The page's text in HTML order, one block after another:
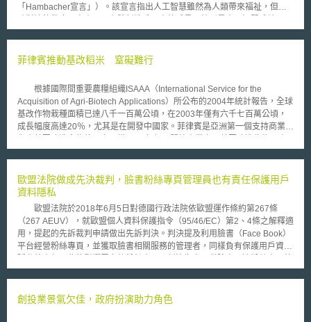
「Hambacher宣言」）。該宣言指出人工智慧雖然為人類帶來福祉，但同
透過自主學習不斷蒐集、處理與利用大量個人資料，並且透過自動化的演算
者履歷，其篩選結果給予女性較不利的評價時，則暴露出人工智慧處理大量
務，國家有義務使人工智慧的發展與應用，符合民主法治國之制度框架。
Hambacher宣言認為透過人工智慧系統運用個人資料時，應符合歐盟一般
資料保護規則（The General Data Protection Regulation，以下簡稱
GDPR）第5條個人資料蒐集、處理與利用之原則，並基於該原則針對人工
符合目的限制原則：透過人工智慧系統蒐集、處理與利用個人資料時，即使
後續擴張利用亦應與原始目的具有一致性。 （3）人工智慧運用處理須透
明、易於理解及具有可解釋性：人工智慧在蒐集、處理與利用個人資料時，
其過程應保持透明且決策結果易於理解及可解釋，以利於追溯及識別決策流
程與結果。 （4）人工智慧應避免產生歧視結果：人工智慧應避免蒐集資料
不足或錯誤資料等原因，而產生具有歧視性之決策結果，控管者或處理者使
用人工智慧前，應評估對人的權利或自由之風險並控管之。 （5）應遵循資
料最少蒐集原則：人工智慧系統通常會蒐集大量資料，蒐集或處理個人資料
應於必要範圍內為之，且不得逾越特定目的之必要範圍，並應檢查個人資料
是否完全匿名化。 （6）人工智慧須設置問責機關進行監督：依據GDPR第
12條、第32條及第35條規定，人工智慧系統內的控管者或處理者應識別風
菲律賓推動基改稻米 窒礙難行
根據國際間重要農糧組織ISAAA（International Service for the
Acquisition of Agri-Biotech Applications）所公布的2004年統計報告，全球
基改作物栽種面積已達八千一百萬公頃，在2003年僅有六千七百萬公頃，
成長幅度高達20％，尤其是在開發中國家。菲律賓是亞洲第一個支持商業化
於其所研發之轉殖”IR-72”稻米品種栽培並不普遍，也未被消費者、農夫及麵
的品種來進行基改轉殖，但迄今尚未成功。 基於基因稻米對於環境安
全和人體健康所帶來的影響是無法預知的，綠色和平組織抗議菲律賓政府加
另一個因素因為氣候的不穩定而影響了稻米的產量，今年生產量僅148萬
噸，距離目標?151萬噸，因此仍需仰賴進口稻米來彌補這不足的差距。
菲律賓稻米研究中心執行長Leo Sebastian認為，基改稻米並不是解決
稻米供應不足的唯一方式，引介栽種高生產量的稻米品種或者改善灌溉系統
歐盟法院做成先決裁判，臉書粉絲專頁管理員也有責任保護用戶
資料隱私
歐盟法院於2018年6月5日對德國行政法院依歐盟運作條約第267條
（267 AEUV），就歐盟個人資料保護指令（95/46/EC）第2、4條之解釋適
用，提起的先訴裁判申請做出先訴判決。判決提及利用臉書（Face Book）
平台經營粉絲專頁，並獲取臉書相關服務的管理者，同樣負有保護用戶資料
管理員都有保護訪客資料安全的責任。 由於臉書粉絲專業的經營者，
現，因此主張資料處理的責任應該在於臉書身上，處罰對象也應該是臉書。
創投業景氣欠佳，政府扮演助力角色